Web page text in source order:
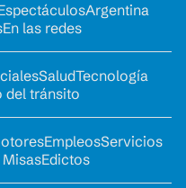
Argentina
En las redes
SaludTecnología
del tránsito
EmpleosServicios
Edictos